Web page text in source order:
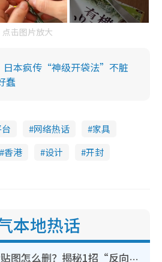
点击图片放大
日本疯传“神级开袋法”不脏
蠢
网络热话
家具
香港 设计
开封
本地热话
WhatsApp预设贴图怎么删？揭秘1招“反向操作”还原简洁界面 附3步实测教程